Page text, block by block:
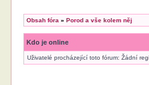
Obsah fóra »Porod a vše kolem něj
Kdo je online
Uživatelé procházející toto fórum: Žádní